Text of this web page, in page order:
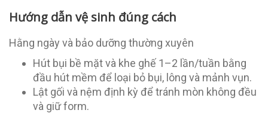
Hướng dẫn vệ sinh đúng cách
Hằng ngày và bảo dưỡng thường xuyên
Hút bụi bề mặt và khe ghế 1–2 lần/tuần bằng
đầu hút mềm để loại bỏ bụi, lông và mảnh vụn.
Lật gối và nệm định kỳ để tránh mòn không đều
và giữ form.